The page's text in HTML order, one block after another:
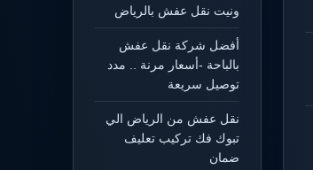
ونيت نقل عفش بالرياض
أفضل شركة نقل عفش
بالباحة -أسعار مرنة .. مدد
توصيل سريعة
نقل عفش من الرياض الي
تبوك فك تركيب تعليف
ضمان